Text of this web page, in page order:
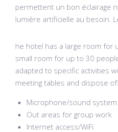
permettent un bon éclairage
lumière artificielle au besoin.
he hotel has a large room for
small room for up to 30
adapted to specific activities
meeting tables and dispose of:
Microphone/sound system
Out areas for group work
Internet access/WiFi